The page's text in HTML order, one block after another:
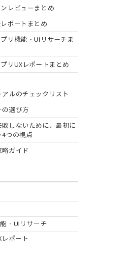
レビューまとめ
ポートまとめ
リ機能・UIリサーチま
プリUXレポートまとめ
ルのチェックリスト
の選び方
敗しないために、最初に
4つの視点
ガイド
・UIリサーチ
レポート